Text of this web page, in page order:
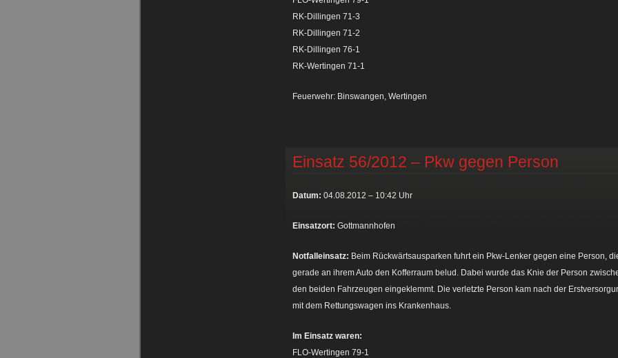
RK-Dillingen 71-3
RK-Dillingen 71-2
RK-Dillingen 76-1
RK-Wertingen 71-1
Feuerwehr: Binswangen, Wertingen
Einsatz 56/2012 – Pkw gegen Person
Datum: 04.08.2012 – 10:42 Uhr
Einsatzort: Gottmannhofen
Notfalleinsatz: Beim Rückwärtsausparken fuhrt ein Pkw-Lenker gegen eine Person,
gerade an ihrem Auto den Kofferraum belud. Dabei wurde das Knie der Person
den beiden Fahrzeugen eingeklemmt. Die verletzte Person kam nach der
mit dem Rettungswagen ins Krankenhaus.
Im Einsatz waren:
FLO-Wertingen 79-1